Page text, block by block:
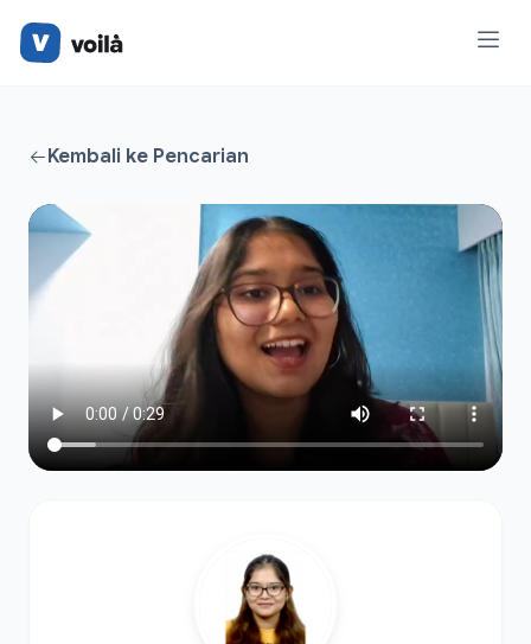
Kembali ke Pencarian